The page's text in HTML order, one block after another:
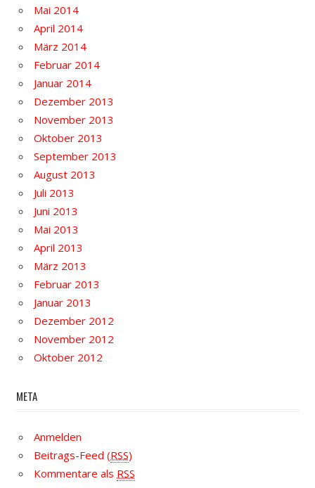
Mai 2014
April 2014
März 2014
Februar 2014
Januar 2014
Dezember 2013
November 2013
Oktober 2013
September 2013
August 2013
Juli 2013
Juni 2013
Mai 2013
April 2013
März 2013
Februar 2013
Januar 2013
Dezember 2012
November 2012
Oktober 2012
META
Anmelden
Beitrags-Feed (RSS)
Kommentare als RSS